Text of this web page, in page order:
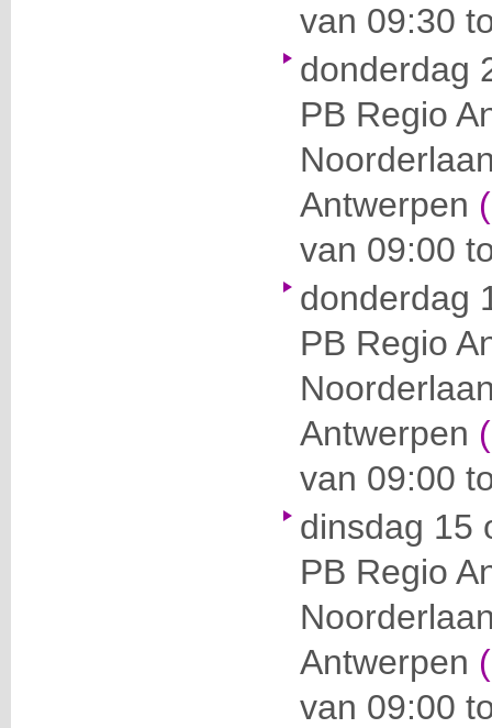
van 09:30
donderdag
PB Regio
Antwerpen
van 09:00
donderdag
PB Regio
Antwerpen
van 09:00
dinsdag 15
PB Regio
Antwerpen
van 09:00